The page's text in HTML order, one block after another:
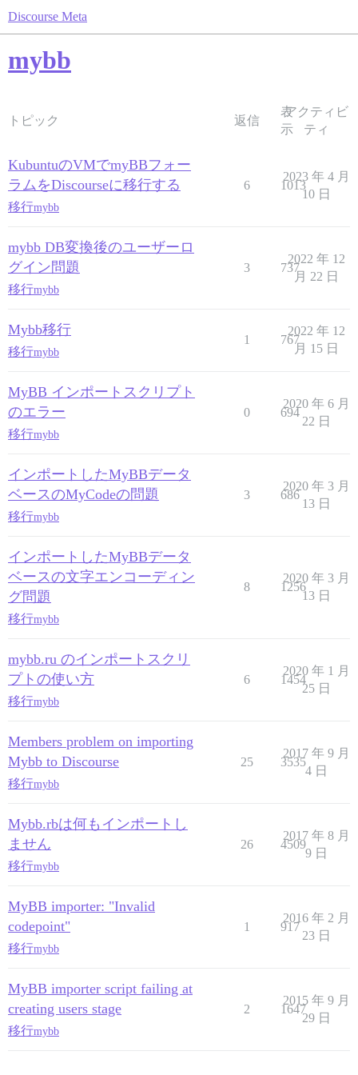
Discourse Meta
mybb
トピック 返信
表
示
アクティビ
ティ
KubuntuのVMでmyBBフォー
ラムをDiscourseに移行する
移行mybb
6 1013
2023 年 4 月
10 日
mybb DB変換後のユーザーロ
グイン問題
移行mybb
3 737
2022 年 12
月 22 日
Mybb移行
移行mybb
1 767
2022 年 12
月 15 日
MyBB インポートスクリプト
のエラー
移行mybb
0 694
2020 年 6 月
22 日
インポートしたMyBBデータ
ベースのMyCodeの問題
移行mybb
3 686
2020 年 3 月
13 日
インポートしたMyBBデータ
ベースの文字エンコーディン
グ問題
移行mybb
8 1256
2020 年 3 月
13 日
mybb.ru のインポートスクリ
プトの使い方
移行mybb
6 1454
2020 年 1 月
25 日
Members problem on importing
Mybb to Discourse
移行mybb
25 3535
2017 年 9 月
4 日
Mybb.rbは何もインポートし
ません
移行mybb
26 4509
2017 年 8 月
9 日
MyBB importer: "Invalid
codepoint"
移行mybb
1 917
2016 年 2 月
23 日
MyBB importer script failing at
creating users stage
移行mybb
2 1647
2015 年 9 月
29 日